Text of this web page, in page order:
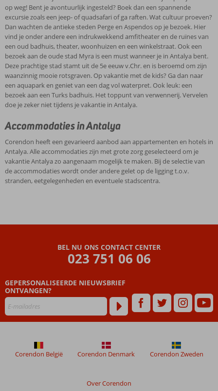
op weg! Bent je avontuurlijk ingesteld? Boek dan een spannende
excursie zoals een jeep- of quadsafari of ga raften. Wat cultuur proeven?
Dan wachten de antieke steden Perge en Aspendos op je bezoek. Hier
vind je onder andere een indrukwekkend amfitheater en de ruïnes van
een oud badhuis, theater, woonhuizen en een winkelstraat. Ook een
bezoek aan de oude stad Myra is een must wanneer je in Antalya bent.
Deze prachtige stad stamt uit de 5e eeuw v.Chr. en is beroemd om zijn
waanzinnig mooie rotsgraven. Op vakantie met de kids? Ga dan naar
een aquapark en geniet van een dag vol waterpret. Ook leuk: een
bezoek aan een Turks badhuis. Het toppunt van verwennerij. Vervelen
doe je zeker niet tijdens je vakantie in Antalya.
Accommodaties in Antalya
Corendon heeft een gevarieerd aanbod aan appartementen en hotels in
Antalya. Alle accommodaties zijn met grote zorg geselecteerd om je
vakantie Antalya zo aangenaam mogelijk te maken. Bij de selectie van
de accommodaties wordt onder andere gelet op de ligging t.o.v.
stranden, eetgelegenheden en eventuele stadscentra.
BEL NU ONS CONTACT CENTER
023 751 06 06
GEPERSONALISEERDE NIEUWSBRIEF
ONTVANGEN?
Over Corendon
Corendon België Corendon Denmark Corendon Zweden